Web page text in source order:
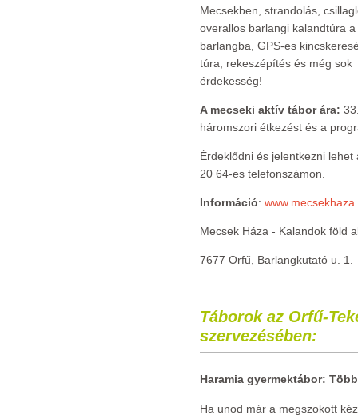
Mecsekben, strandolás,
overallos barlangi kalandtúra a
barlangba, GPS-es
túra, rekeszépítés és még sok
érdekesség!
A mecseki aktív tábor ára:
háromszori étkezést és a
Érdeklődni és jelentkezni
20 64-es telefonszámon.
Információ:
Mecsek Háza - Kalandok föld
7677 Orfű, Barlangkutató u. 1.
Táborok az Orfű-
szervezésében:
Haramia gyermektábor:
Ha unod már a megszokott